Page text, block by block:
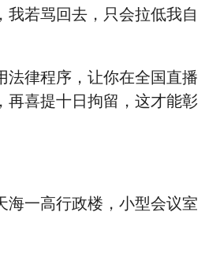
我若骂回去，只会拉低我自
法律程序，让你在全国直播
再喜提十日拘留，这才能彰
海一高行政楼，小型会议室